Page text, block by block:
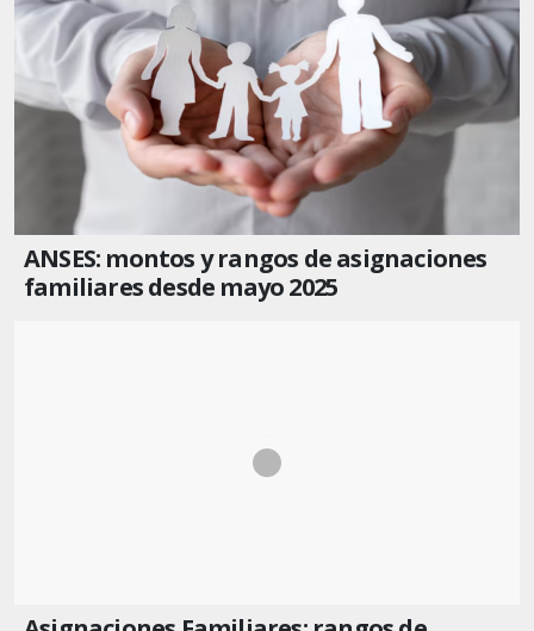
ANSES: montos y rangos de asignaciones
familiares desde mayo 2025